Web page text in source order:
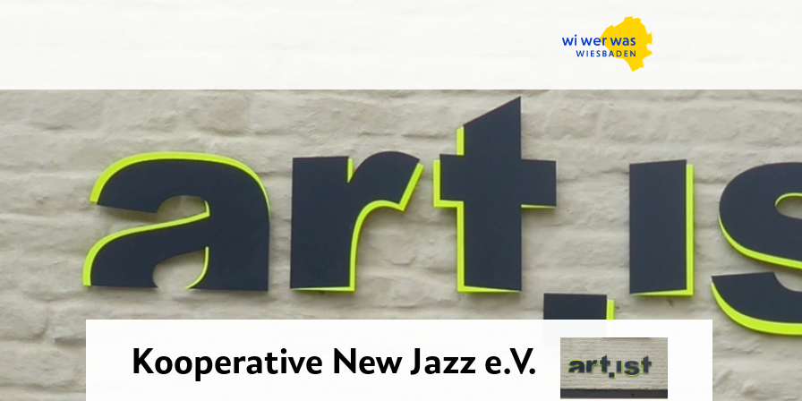
Kooperative New Jazz e.V.